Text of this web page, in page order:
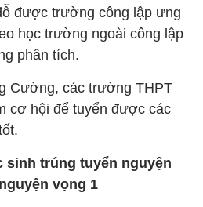
được trường công lập ưng
học trường ngoài công lập
phân tích.
Cường, các trường THPT
cơ hội để tuyển được các
sinh trúng tuyển nguyện
vọng 1